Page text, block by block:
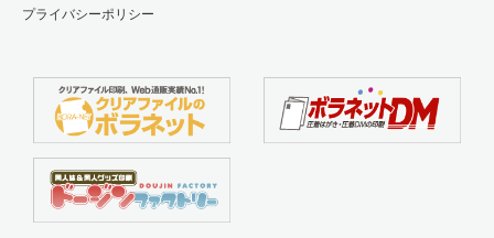
プライバシーポリシー